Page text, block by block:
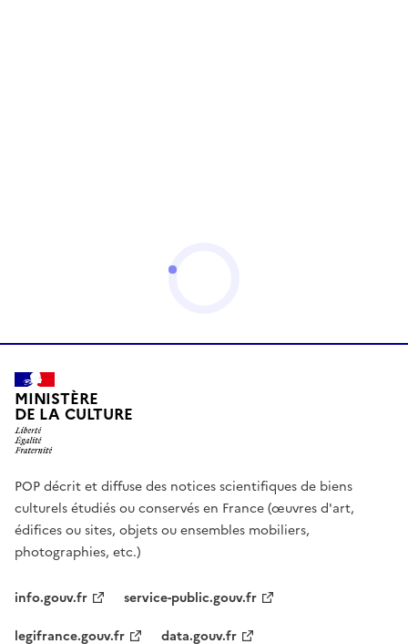
MINISTÈRE
DE LA CULTURE
POP décrit et diffuse des notices scientifiques de biens
culturels étudiés ou conservés en France (œuvres d'art,
édifices ou sites, objets ou ensembles mobiliers,
photographies, etc.)
info.gouv.fr
service-public.gouv.fr
legifrance.gouv.fr
data.gouv.fr